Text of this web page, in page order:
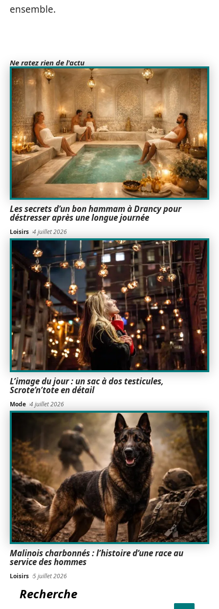
ensemble.
Ne ratez rien de l'actu
Les secrets d’un bon hammam à Drancy pour
déstresser après une longue journée
Loisirs 4 juillet 2026
L’image du jour : un sac à dos testicules,
Scrote’n’tote en détail
Mode 4 juillet 2026
Malinois charbonnés : l’histoire d’une race au
service des hommes
Loisirs 5 juillet 2026
Recherche